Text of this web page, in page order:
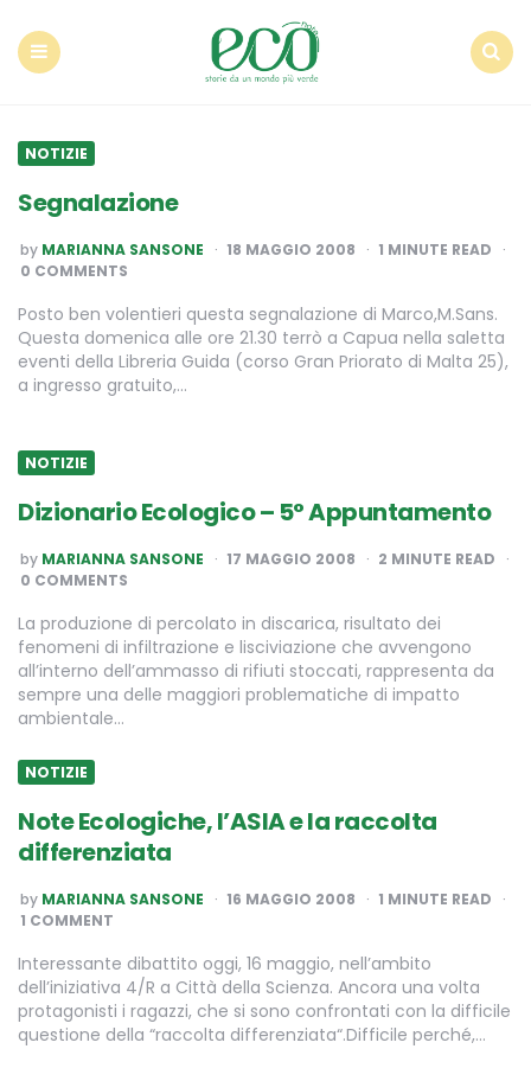
Econote
NOTIZIE
Segnalazione
POSTED
BY
by MARIANNA SANSONE 18 MAGGIO 2008 1 MINUTE READ
0 COMMENTS
Posto ben volentieri questa segnalazione di Marco,M.Sans.
Questa domenica alle ore 21.30 terrò a Capua nella saletta
eventi della Libreria Guida (corso Gran Priorato di Malta 25),
a ingresso gratuito,…
NOTIZIE
Dizionario Ecologico – 5° Appuntamento
POSTED
BY
by MARIANNA SANSONE 17 MAGGIO 2008 2 MINUTE READ
0 COMMENTS
La produzione di percolato in discarica, risultato dei
fenomeni di infiltrazione e lisciviazione che avvengono
all’interno dell’ammasso di rifiuti stoccati, rappresenta da
sempre una delle maggiori problematiche di impatto
ambientale…
NOTIZIE
Note Ecologiche, l’ASIA e la raccolta
differenziata
POSTED
BY
by MARIANNA SANSONE 16 MAGGIO 2008 1 MINUTE READ
1 COMMENT
Interessante dibattito oggi, 16 maggio, nell’ambito
dell’iniziativa 4/R a Città della Scienza. Ancora una volta
protagonisti i ragazzi, che si sono confrontati con la difficile
questione della “raccolta differenziata“.Difficile perché,…